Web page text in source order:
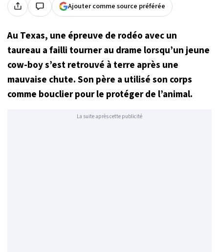
Ajouter comme source préférée
Au Texas, une épreuve de rodéo avec un
taureau a failli tourner au drame lorsqu’un jeune
cow-boy s’est retrouvé à terre après une
mauvaise chute. Son père a utilisé son corps
comme bouclier pour le protéger de l’animal.
La suite après cette publicité